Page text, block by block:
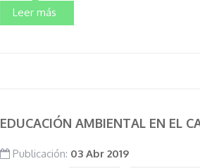
Leer más
EDUCACIÓN AMBIENTAL EN EL
Publicación: 03 Abr 2019